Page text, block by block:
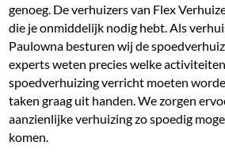
genoeg. De verhuizers van Flex
die je onmiddelijk nodig hebt. Als
Paulowna besturen wij de
experts weten precies welke
spoedverhuizing verricht moeten
taken graag uit handen. We zorgen
aanzienlijke verhuizing zo spoedig
komen.